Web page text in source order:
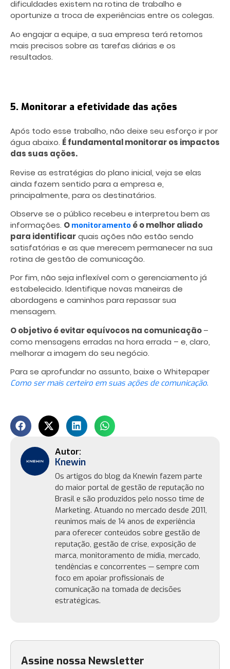
Assine nossa Newsletter
dificuldades existem na rotina de trabalho e
oportunize a troca de experiências entre os colegas.
Ao engajar a equipe, a sua empresa terá retornos
mais precisos sobre as tarefas diárias e os
resultados.
5. Monitorar a efetividade das ações
Após todo esse trabalho, não deixe seu esforço ir por
água abaixo. É fundamental monitorar os impactos
das suas ações.
Revise as estratégias do plano inicial, veja se elas
ainda fazem sentido para a empresa e,
principalmente, para os destinatários.
Observe se o público recebeu e interpretou bem as
informações. O monitoramento é o melhor aliado
para identificarquais ações não estão sendo
satisfatórias e as que merecem permanecer na sua
rotina de gestão de comunicação.
Por fim, não seja inflexível com o gerenciamento já
estabelecido. Identifique novas maneiras de
abordagens e caminhos para repassar sua
mensagem.
O objetivo é evitar equívocos na comunicação–
como mensagens erradas na hora errada – e, claro,
melhorar a imagem do seu negócio.
Para se aprofundar no assunto, baixe o Whitepaper
Como ser mais certeiro em suas ações de comunicação.
Knewin
Os artigos do blog da Knewin fazem parte
do maior portal de gestão de reputação no
Brasil e são produzidos pelo nosso time de
Marketing. Atuando no mercado desde 2011,
reunimos mais de 14 anos de experiência
para oferecer conteúdos sobre gestão de
reputação, gestão de crise, exposição de
marca, monitoramento de mídia, mercado,
tendências e concorrentes — sempre com
foco em apoiar profissionais de
comunicação na tomada de decisões
estratégicas.